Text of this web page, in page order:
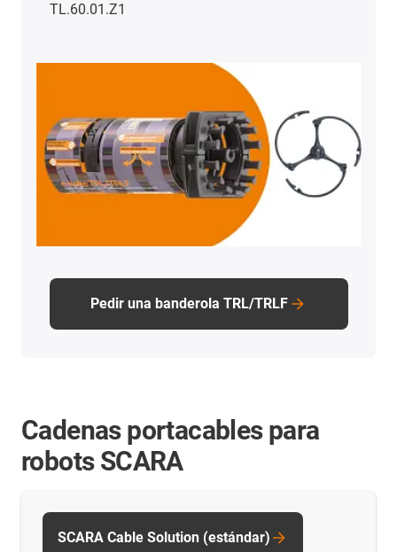
TL.60.01.Z1
Pedir una banderola TRL/TRLF
Cadenas portacables para
robots SCARA
SCARA Cable Solution (estándar)